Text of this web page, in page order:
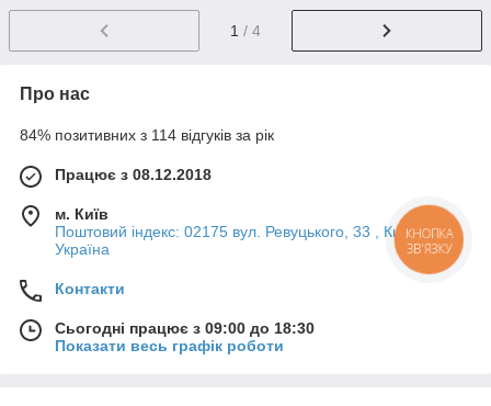
1 / 4
Про нас
84% позитивних з 114 відгуків за рік
Працює з 08.12.2018
м. Київ
Поштовий індекс: 02175 вул. Ревуцького, 33 , Київ,
Україна
Контакти
Сьогодні працює з 09:00 до 18:30
Показати весь графік роботи
КНОПКА
ЗВ'ЯЗКУ